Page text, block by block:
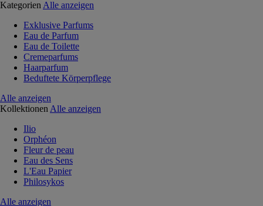
Kategorien Alle anzeigen
Exklusive Parfums
Eau de Parfum
Eau de Toilette
Cremeparfums
Haarparfum
Beduftete Körperpflege
Alle anzeigen
Kollektionen Alle anzeigen
Ilio
Orphéon
Fleur de peau
Eau des Sens
L'Eau Papier
Philosykos
Alle anzeigen